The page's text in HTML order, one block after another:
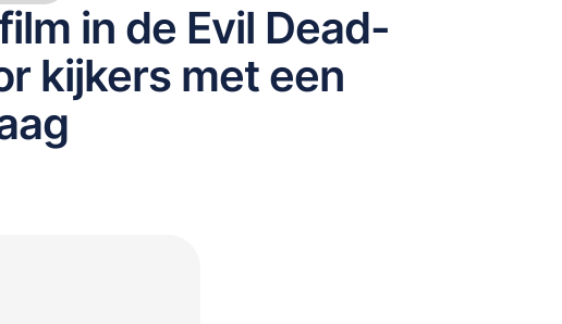
in de Evil Dead-
kijkers met een